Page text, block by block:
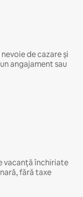
de cazare și
angajament sau
vacanță închiriate
fără taxe